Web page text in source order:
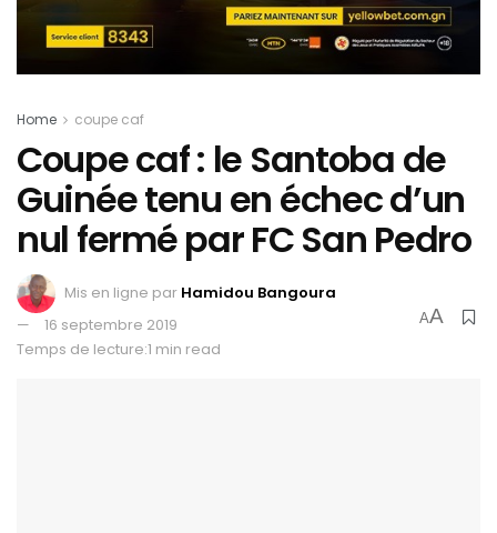
Home coupe caf
Coupe caf : le Santoba de
Guinée tenu en échec d’un
nul fermé par FC San Pedro
Mis en ligne par Hamidou Bangoura
16 septembre 2019
Temps de lecture:1 min read
AA